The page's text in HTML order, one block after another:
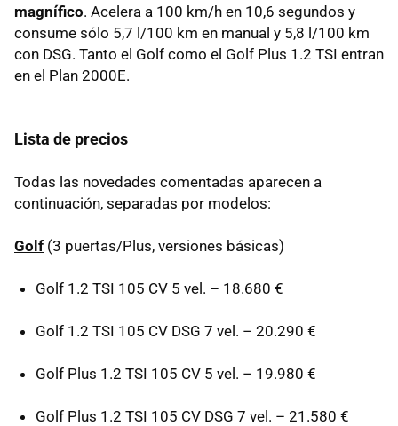
magnífico. Acelera a 100 km/h en 10,6 segundos y
consume sólo 5,7 l/100 km en manual y 5,8 l/100 km
con DSG. Tanto el Golf como el Golf Plus 1.2 TSI entran
en el Plan 2000E.
Lista de precios
Todas las novedades comentadas aparecen a
continuación, separadas por modelos:
Golf (3 puertas/Plus, versiones básicas)
Golf 1.2 TSI 105 CV 5 vel. – 18.680 €
Golf 1.2 TSI 105 CV DSG 7 vel. – 20.290 €
Golf Plus 1.2 TSI 105 CV 5 vel. – 19.980 €
Golf Plus 1.2 TSI 105 CV DSG 7 vel. – 21.580 €